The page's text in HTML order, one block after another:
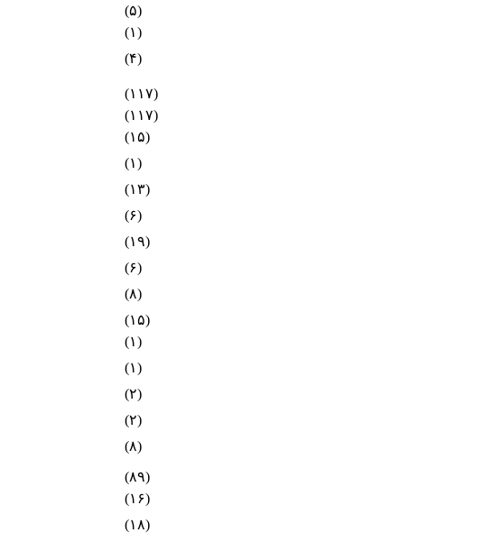
(۵)
(۱)
(۴)
(۱۱۷)
(۱۱۷)
(۱۵)
(۱)
(۱۳)
(۶)
(۱۹)
(۶)
(۸)
(۱۵)
(۱)
(۱)
(۲)
(۲)
(۸)
(۸۹)
(۱۶)
(۱۸)